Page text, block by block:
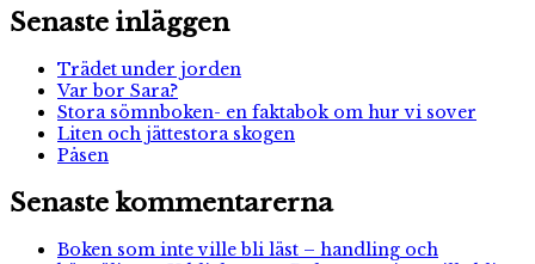
Senaste inläggen
Trädet under jorden
Var bor Sara?
Stora sömnboken- en faktabok om hur vi sover
Liten och jättestora skogen
Påsen
Senaste kommentarerna
Boken som inte ville bli läst – handling och